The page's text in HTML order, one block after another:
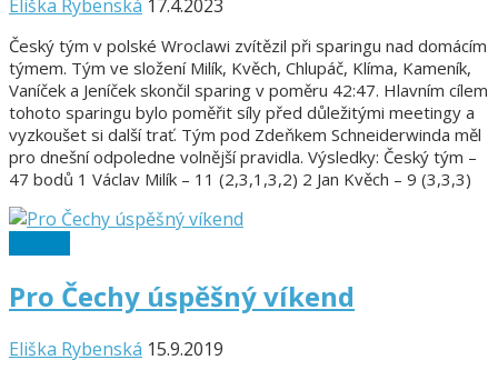
Eliška Rybenská 17.4.2023
Český tým v polské Wroclawi zvítězil při sparingu nad domácím
týmem. Tým ve složení Milík, Kvěch, Chlupáč, Klíma, Kameník,
Vaníček a Jeníček skončil sparing v poměru 42:47. Hlavním cílem
tohoto sparingu bylo poměřit síly před důležitými meetingy a
vyzkoušet si další trať. Tým pod Zdeňkem Schneiderwinda měl
pro dnešní odpoledne volnější pravidla. Výsledky: Český tým –
47 bodů 1 Václav Milík – 11 (2,3,1,3,2) 2 Jan Kvěch – 9 (3,3,3)
Pro Čechy úspěšný víkend
Eliška Rybenská 15.9.2019